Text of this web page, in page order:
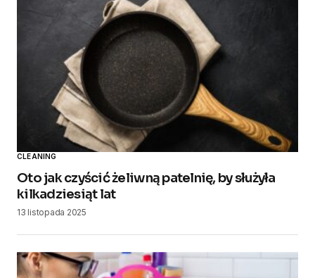
CLEANING
Oto jak czyścić żeliwną patelnię, by służyła
kilkadziesiąt lat
13 listopada 2025